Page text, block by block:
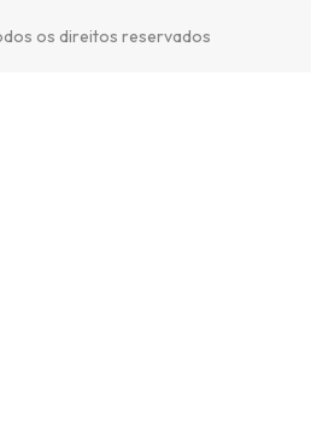
os direitos reservados